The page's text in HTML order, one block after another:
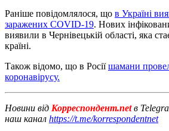
Раніше повідомлялося, що в Україні
заражених COVID-19. Нових
виявили в Чернівецькій області, яка
країні.
Також відомо, що в Росіїшамани
коронавірусу.
Новини від Корреспондент.netв
наш канал https://t.me/korrespondentnet